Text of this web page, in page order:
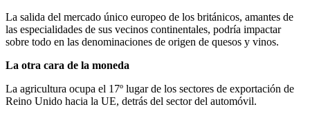
La salida del mercado único europeo de los británicos, amantes de
las especialidades de sus vecinos continentales, podría impactar
sobre todo en las denominaciones de origen de quesos y vinos.
La otra cara de la moneda
La agricultura ocupa el 17º lugar de los sectores de exportación de
Reino Unido hacia la UE, detrás del sector del automóvil.